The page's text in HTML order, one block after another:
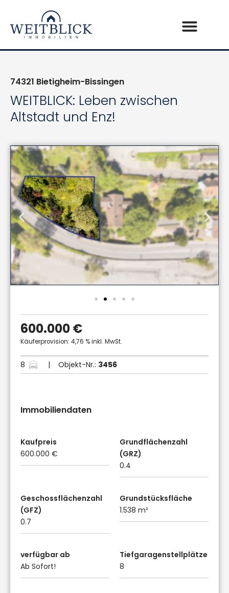
74321 Bietigheim-Bissingen
WEITBLICK: Leben zwischen
Altstadt und Enz!
600.000 €
Käuferprovision: 4,76 % inkl. MwSt.
8 | Objekt-Nr.: 3456
Immobiliendaten
Kaufpreis
600.000 €
Grundflächenzahl
(GRZ)
0.4
Geschossflächenzahl
(GFZ)
0.7
Grundstücksfläche
1.538 m²
verfügbar ab
Ab Sofort!
Tiefgaragenstellplätze
8